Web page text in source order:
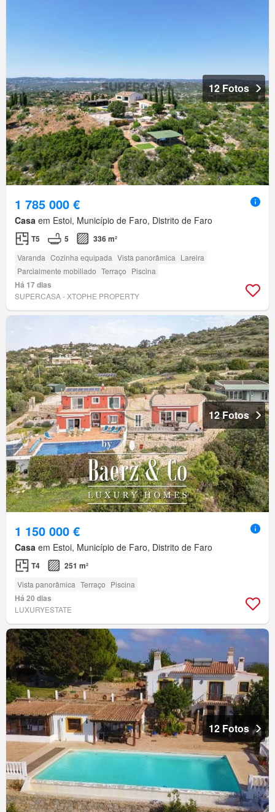
12 Fotos
1 785 000 €
Casa em Estoi, Município de Faro, Distrito de Faro
T5 5 336 m²
Varanda Cozinha equipada Vista panorâmica Lareira
Parcialmente mobiliado Terraço Piscina
Há 17 dias
SUPERCASA - XTOPHE PROPERTY
12 Fotos
1 150 000 €
Casa em Estoi, Município de Faro, Distrito de Faro
T4 251 m²
Vista panorâmica Terraço Piscina
Há 20 dias
LUXURYESTATE
12 Fotos